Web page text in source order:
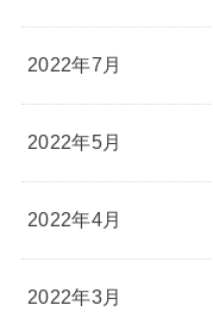
2022年7月
2022年5月
2022年4月
2022年3月